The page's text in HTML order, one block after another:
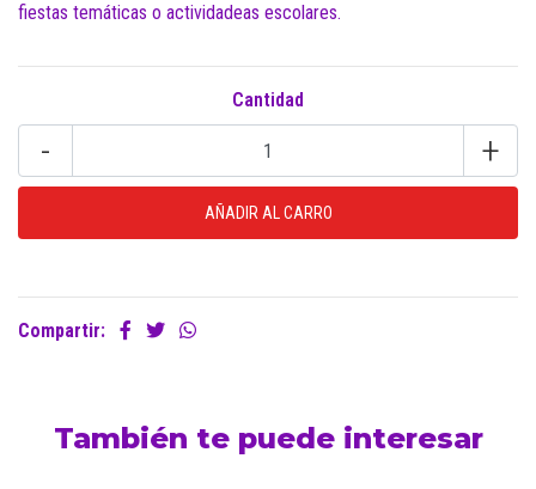
fiestas temáticas o actividadeas escolares.
Cantidad
- +
Compartir:
También te puede interesar